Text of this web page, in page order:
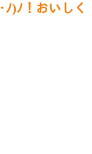
)ﾉ！おいしく